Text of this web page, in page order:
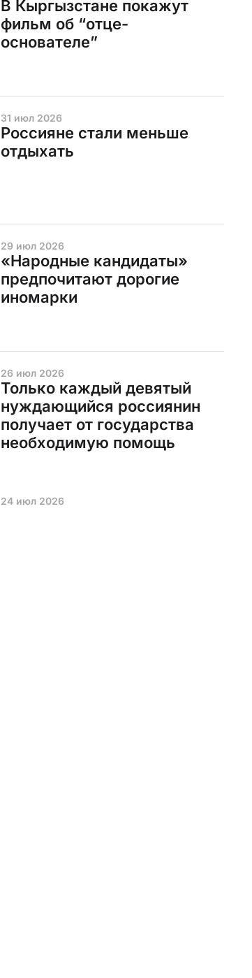
В Кыргызстане покажут
фильм об “отце-
основателе”
31 июл 2026
Россияне стали меньше
отдыхать
29 июл 2026
«Народные кандидаты»
предпочитают дорогие
иномарки
26 июл 2026
Только каждый девятый
нуждающийся россиянин
получает от государства
необходимую помощь
24 июл 2026